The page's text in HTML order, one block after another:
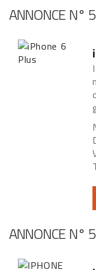
ANNONCE N°
ANNONCE N°